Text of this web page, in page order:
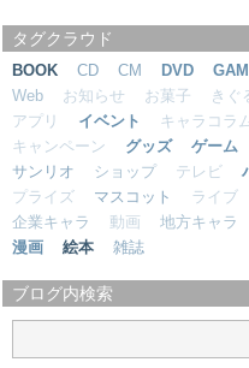
タグクラウド
BOOK CD CM DVD
Web
お知らせ お菓子 きぐ
アプリ
イベント キャラコラ
キャンペーン
グッズ ゲーム
サンリオ
ショップ テレビ
プライズ
マスコット ライブ
企業キャラ
動画 地方キャラ
漫画
絵本 雑誌
ブログ内検索